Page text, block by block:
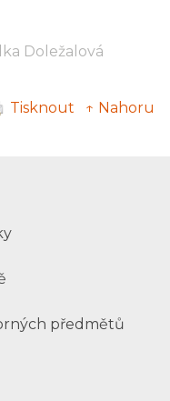
Doležalová
Tisknout ↑ Nahoru
předmětů